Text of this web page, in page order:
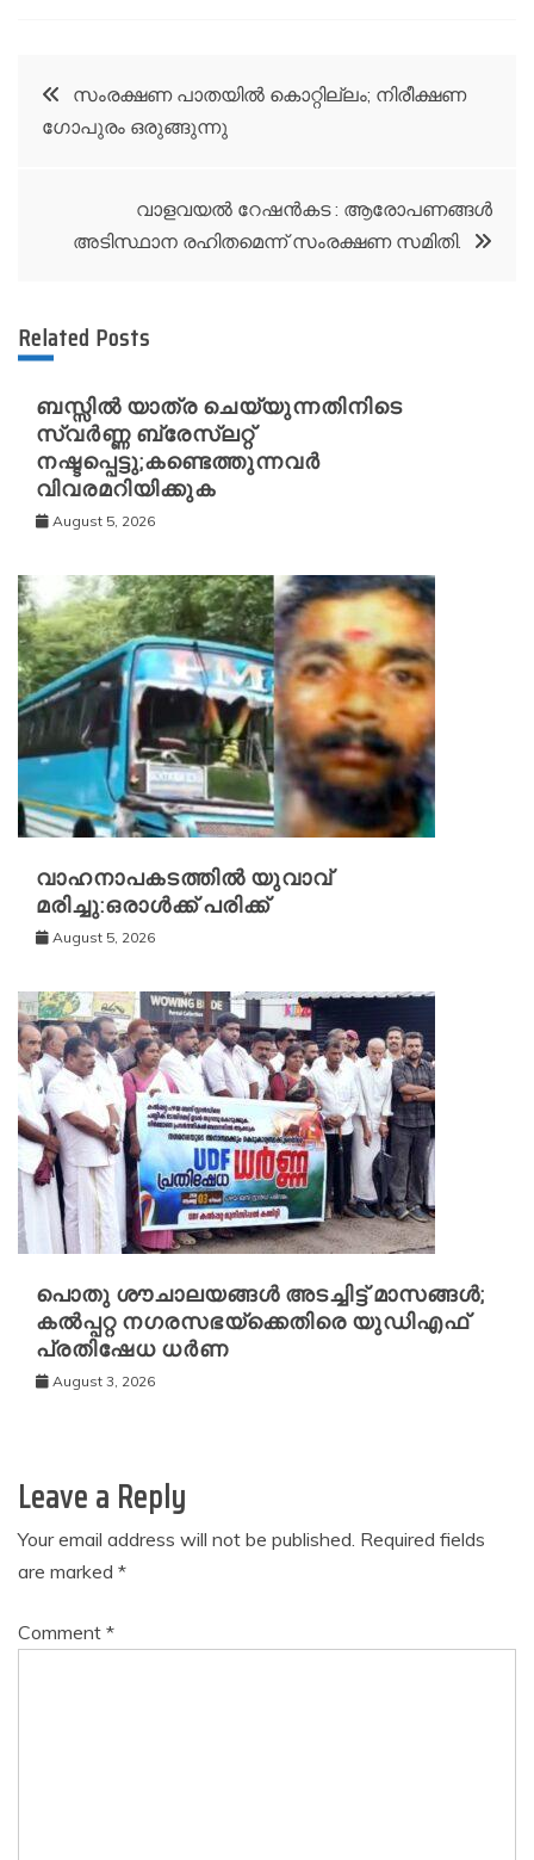
Post
navigation
സംരക്ഷണ പാതയില്‍ കൊറ്റില്ലം; നിരീക്ഷണ
ഗോപുരം ഒരുങ്ങുന്നു
വാളവയൽ റേഷൻകട : ആരോപണങ്ങൾ
അടിസ്ഥാന രഹിതമെന്ന് സംരക്ഷണ സമിതി.
Related Posts
ബസ്സിൽ യാത്ര ചെയ്യുന്നതിനിടെ
സ്വർണ്ണ ബ്രേസ്‌ലറ്റ്
നഷ്ടപ്പെട്ടു;കണ്ടെത്തുന്നവർ
വിവരമറിയിക്കുക
August 5, 2026
വാഹനാപകടത്തിൽ യുവാവ്
മരിച്ചു:ഒരാൾക്ക് പരിക്ക്
August 5, 2026
പൊതു ശൗചാലയങ്ങൾ അടച്ചിട്ട് മാസങ്ങൾ;
കൽപ്പറ്റ നഗരസഭയ്‌ക്കെതിരെ യുഡിഎഫ്
പ്രതിഷേധ ധർണ
August 3, 2026
Leave a Reply
Your email address will not be published. Required fields
are marked *
Comment *